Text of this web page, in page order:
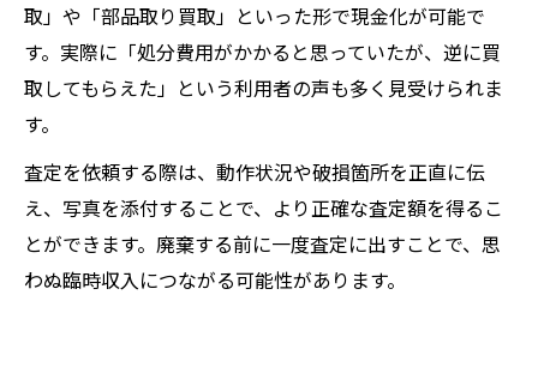
取」や「部品取り買取」といった形で現金化が可能で
す。実際に「処分費用がかかると思っていたが、逆に買
取してもらえた」という利用者の声も多く見受けられま
す。
査定を依頼する際は、動作状況や破損箇所を正直に伝
え、写真を添付することで、より正確な査定額を得るこ
とができます。廃棄する前に一度査定に出すことで、思
わぬ臨時収入につながる可能性があります。